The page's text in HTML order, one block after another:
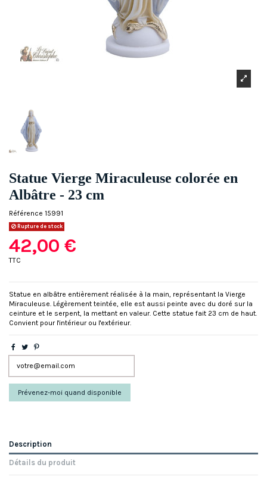
Statue Vierge Miraculeuse colorée en
Albâtre - 23 cm
Référence 15991
Rupture de stock
42,00 €
TTC
Statue en albâtre entièrement réalisée à la main, représentant la Vierge
Miraculeuse. Légèrement teintée, elle est aussi peinte avec du doré sur la
ceinture et le serpent, la mettant en valeur. Cette statue fait 23 cm de haut.
Convient pour l'intérieur ou l'extérieur.
Description
Détails du produit